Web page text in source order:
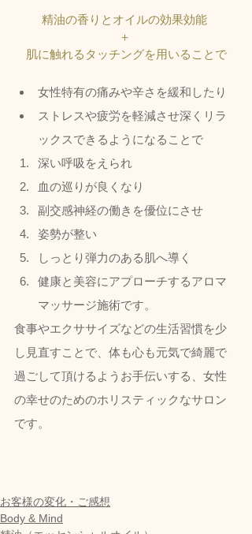
精油の香りとオイルの効果効能
＋
肌に触れるタッチングを用いることで
女性特有の痛みや辛さを緩和したり
ストレスや疲労を軽減させ深くリラ
ックスできるようになることで
深い呼吸をえられ
血の巡りが良くなり
副交感神経の働きを優位にさせ
姿勢が整い
しっとり弾力のある肌へ導く
健康と美容にアプローチするアロマ
マッサージ施術です。
食事やエクササイズなどの生活習慣を少
し見直すことで、体も心も元気で綺麗で
過ごして頂けるようお手伝いする、女性
の幸せのためのホリスティックなサロン
です。
お客様の変化・ご感想
Body & Mind